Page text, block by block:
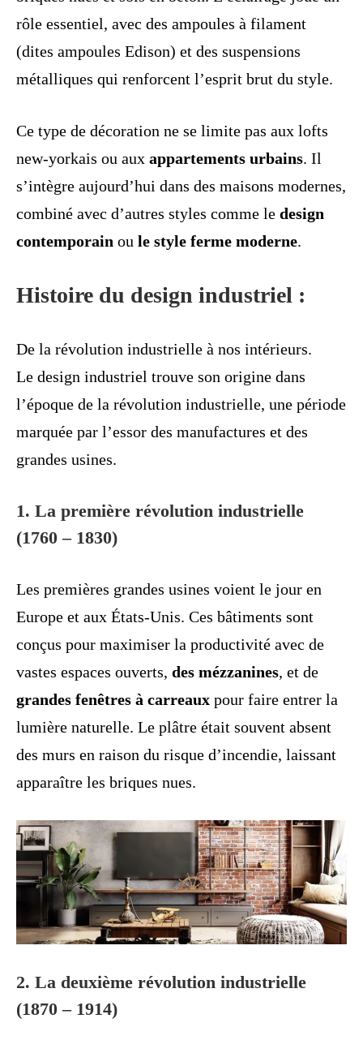
rôle essentiel, avec des ampoules à filament
(dites ampoules Edison) et des suspensions
métalliques qui renforcent l’esprit brut du style.
Ce type de décoration ne se limite pas aux lofts
new-yorkais ou aux appartements urbains. Il
s’intègre aujourd’hui dans des maisons modernes,
combiné avec d’autres styles comme le design
contemporain ou le style ferme moderne.
Histoire du design industriel :
De la révolution industrielle à nos intérieurs.
Le design industriel trouve son origine dans
l’époque de la révolution industrielle, une période
marquée par l’essor des manufactures et des
grandes usines.
1. La première révolution industrielle
(1760 – 1830)
Les premières grandes usines voient le jour en
Europe et aux États-Unis. Ces bâtiments sont
conçus pour maximiser la productivité avec de
vastes espaces ouverts, des mézzanines, et de
grandes fenêtres à carreaux pour faire entrer la
lumière naturelle. Le plâtre était souvent absent
des murs en raison du risque d’incendie, laissant
apparaître les briques nues.
2. La deuxième révolution industrielle
(1870 – 1914)